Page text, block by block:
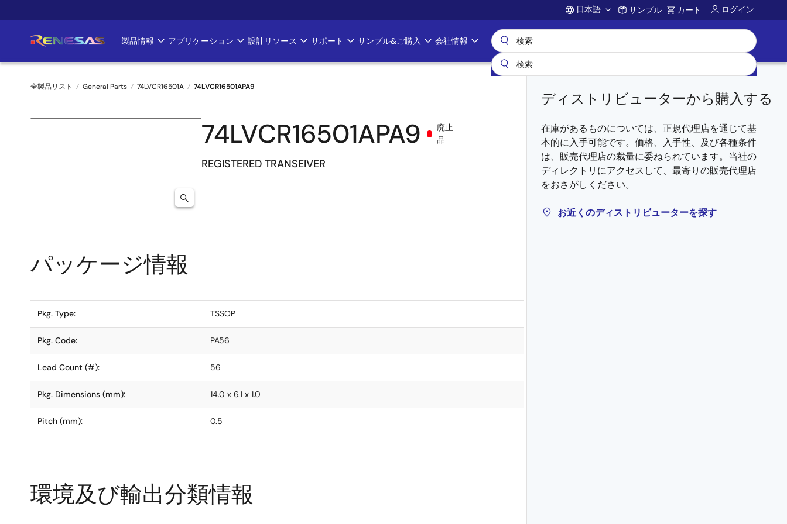
イ
ン
Account
日本語 サンプル カート ログイン
Main
navigation
製品情報 アプリケーション 設計リソース サポート サンプル&ご購入 会社情報
パ
全製品リスト General Parts 74LVCR16501A 74LVCR16501APA9
74LVCR16501APA9
廃止
品
REGISTERED TRANSEIVER
ディストリビューターから購入する
在庫があるものについては、正規代理店を通じて基
本的に入手可能です。価格、入手性、及び各種条件
は、販売代理店の裁量に委ねられています。当社の
ディレクトリにアクセスして、最寄りの販売代理店
をおさがしください。
お近くのディストリビューターを探す
パッケージ情報
Pkg. Type: TSSOP
Pkg. Code: PA56
Lead Count (#): 56
Pkg. Dimensions (mm): 14.0 x 6.1 x 1.0
Pitch (mm): 0.5
環境及び輸出分類情報